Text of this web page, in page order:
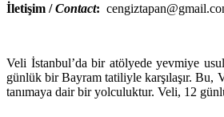
İletişim /Contact:
Veli İstanbul’da bir atölyede yevmiye
günlük bir Bayram tatiliyle karşılaşır. Bu,
tanımaya dair bir yolculuktur. Veli, 12